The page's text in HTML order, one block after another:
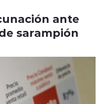
ante
sarampión